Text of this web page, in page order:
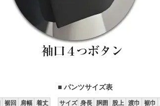
裾回 肩幅 着丈
■ パンツサイズ表
サイズ 身長 胴囲 股上 渡巾 裾巾